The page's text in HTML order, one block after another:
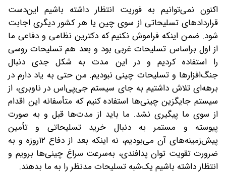
اکنون نمی‌توانیم به فوریت انتظار داشته باشیم ‌این‌دست
قراردادهای تسلیحاتی از سوی چین یا هر کشور دیگری اجابت
شود. ضمن اینکه فراموش نکنیم که دکترین نظامی و دفاعی ما
از اول براساس تسلیحات غربی بود و بعد هم تسلیحات روسی
را استفاده کردیم و در این مدت به شکل جدی دنبال
جنگ‌افزارها و تسلیحات چینی نبودیم. من حتی به یاد دارم در
برهه‌ای تلاش داشتیم‌ به جای سیستم جی‌پی‌اس در ناوبری، از
سیستم جایگزین چینی‌ها استفاده کنیم که متأسفانه این اقدام
از سوی ما پیگیری نشد. ما باید از مدت‌ها قبل و به صورت
پیوسته و مستمر به دنبال خرید تسلیحاتی و تأمین
پیش‌زمینه‌های آن می‌بودیم، نه اینکه بعد از دفاع ۱۲‌روزه و به
ضرورت تقویت توان پدافندی، به‌سرعت سراغ چینی‌ها برویم و
انتظار داشته باشیم یک‌شبه تسلیحات مدنظر را به ما بدهند.